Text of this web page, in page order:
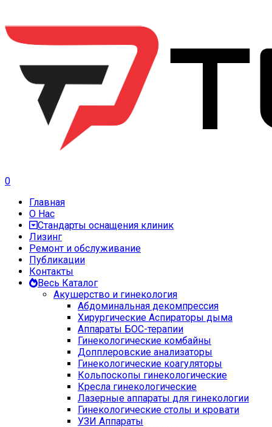
0
Главная
О Нас
Стандарты оснащения клиник
Лизинг
Ремонт и обслуживание
Публикации
Контакты
Весь Каталог
Акушерство и гинекология
Абдоминальная декомпрессия
Хирургические Аспираторы дыма
Аппараты БОС-терапии
Гинекологические комбайны
Допплеровские анализаторы
Гинекологические коагуляторы
Кольпоскопы гинекологические
Кресла гинекологические
Лазерные аппараты для гинекологии
Гинекологические столы и кровати
УЗИ Аппараты